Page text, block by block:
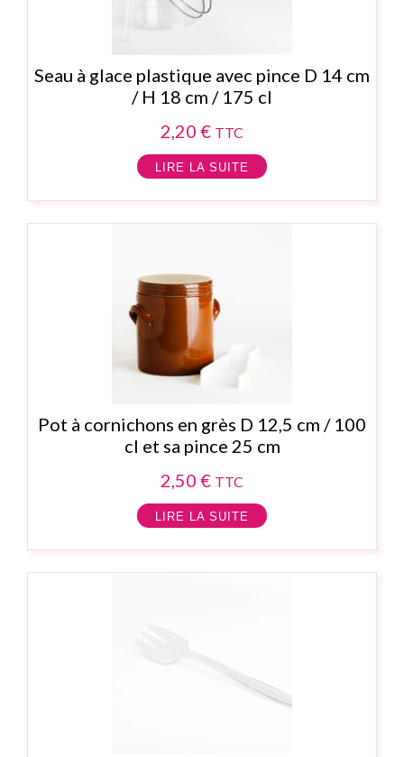
Seau à glace plastique avec pince D 14 cm
/ H 18 cm / 175 cl
2,20 € TTC
LIRE LA SUITE
Pot à cornichons en grès D 12,5 cm / 100
cl et sa pince 25 cm
2,50 € TTC
LIRE LA SUITE